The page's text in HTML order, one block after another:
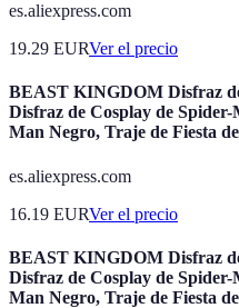
es.aliexpress.com
19.29 EURVer el precio
BEAST KINGDOM Disfraz
Disfraz de Cosplay de
Man Negro, Traje de Fiesta de
es.aliexpress.com
16.19 EURVer el precio
BEAST KINGDOM Disfraz
Disfraz de Cosplay de
Man Negro, Traje de Fiesta de